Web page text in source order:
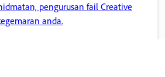
pengurusan fail Creative
anda.